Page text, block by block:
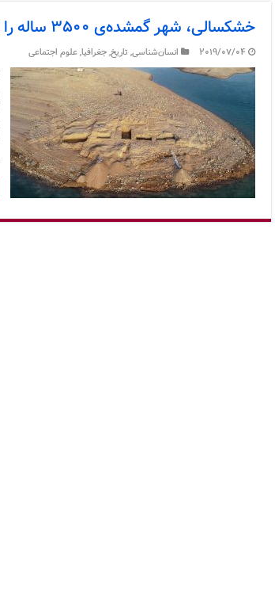
خشکسالی، شهر گمشده‌ی ۳۵۰۰ ساله را از زیر آب بیرون کشید
2019/07/04 انسان‌شناسی, تاریخ,جغرافیا,علوم اجتماعی